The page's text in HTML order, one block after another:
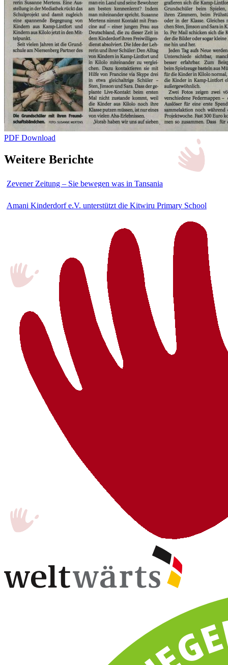
PDF Download
Weitere Berichte
Zevener Zeitung – Sie bewegen was in Tansania
Amani Kinderdorf e.V. unterstützt die Kitwiru Primary School